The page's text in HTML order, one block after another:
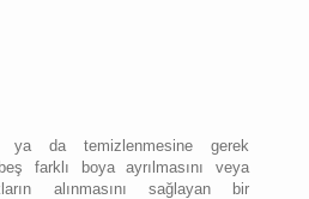
ya da temizlenmesine gerek
farklı boya ayrılmasını veya
alınmasını sağlayan bir